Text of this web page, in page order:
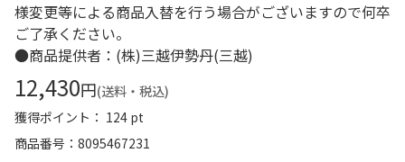
様変更等による商品入替を行う場合がございますので何卒
ご了承ください。
●商品提供者：(株)三越伊勢丹(三越)
12,430円(送料・税込)
獲得ポイント： 124 pt
商品番号
8095467231